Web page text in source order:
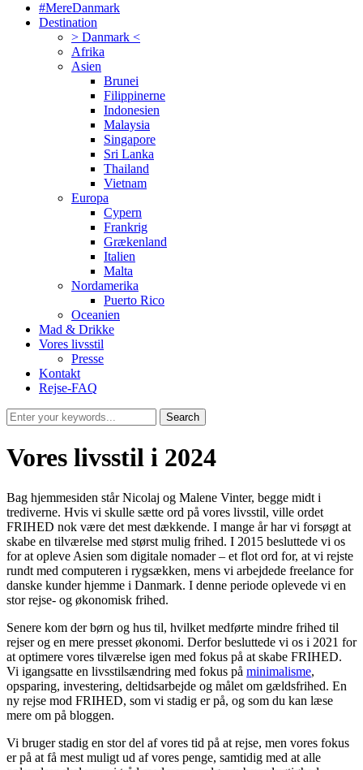
#MereDanmark
Destination
> Danmark <
Afrika
Asien
Brunei
Filippinerne
Indonesien
Malaysia
Singapore
Sri Lanka
Thailand
Vietnam
Europa
Cypern
Frankrig
Grækenland
Italien
Malta
Nordamerika
Puerto Rico
Oceanien
Mad & Drikke
Vores livsstil
Presse
Kontakt
Rejse-FAQ
Vores livsstil i 2024
Bag hjemmesiden står Nicolaj og Malene Vinter, begge midt i
trediverne. Hvis vi skulle sætte ord på vores livsstil, ville ordet
FRIHED nok være det mest dækkende. I mange år har vi forsøgt at
skabe en tilværelse med størst mulig frihed. I 2015 besluttede vi os
for at opleve Asien som digitale nomader – et flot ord for, at vi rejste
rundt med computeren i rygsækken, mens vi arbejdede freelance for
danske kunder hjemme i Danmark. I denne periode oplevede vi en
stor rejse- og økonomisk frihed.
Senere kom der børn og hus til, hvilket medførte mindre frihed til
rejser og en mere presset økonomi. Derfor besluttede vi os i 2021 for
at optimere vores tilværelse igen med fokus på at skabe FRIHED.
Vi igangsatte en livsstilsændring med fokus på minimalisme,
opsparing, investering, deltidsarbejde og målet om gældsfrihed. En
ny rejse mod FRIHED, som vi stadig er på, og som du kan læse
mere om på bloggen.
Vi bruger stadig en stor del af vores tid på at rejse, men vores fokus
er på at få mest muligt ud af vores penge, samtidig med at alle